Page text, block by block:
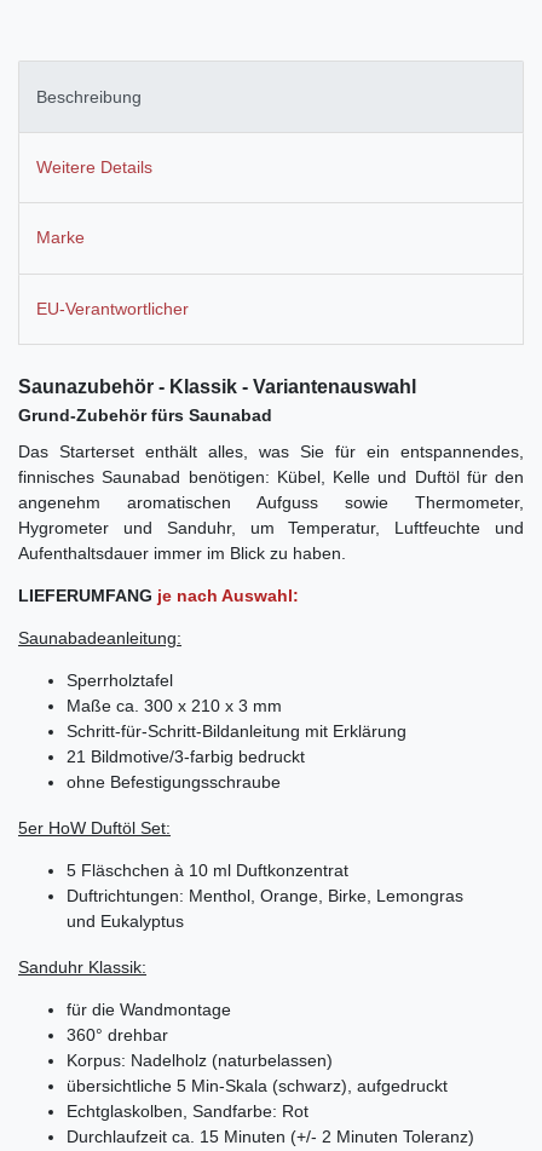
Beschreibung
Weitere Details
Marke
EU-Verantwortlicher
Saunazubehör - Klassik - Variantenauswahl
Grund-Zubehör fürs Saunabad
Das Starterset enthält alles, was Sie für ein entspannendes,
finnisches Saunabad benötigen: Kübel, Kelle und Duftöl für den
angenehm aromatischen Aufguss sowie Thermometer,
Hygrometer und Sanduhr, um Temperatur, Luftfeuchte und
Aufenthaltsdauer immer im Blick zu haben.
LIEFERUMFANG je nach Auswahl:
Saunabadeanleitung:
Sperrholztafel
Maße ca. 300 x 210 x 3 mm
Schritt-für-Schritt-Bildanleitung mit Erklärung
21 Bildmotive/3-farbig bedruckt
ohne Befestigungsschraube
5er HoW Duftöl Set:
5 Fläschchen à 10 ml Duftkonzentrat
Duftrichtungen: Menthol, Orange, Birke, Lemongras
und Eukalyptus
Sanduhr Klassik:
für die Wandmontage
360° drehbar
Korpus: Nadelholz (naturbelassen)
übersichtliche 5 Min-Skala (schwarz), aufgedruckt
Echtglaskolben, Sandfarbe: Rot
Durchlaufzeit ca. 15 Minuten (+/- 2 Minuten Toleranz)